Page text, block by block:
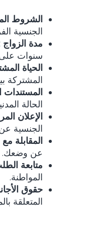
الشروط
الجنسية
مدة الزواج
سنوات على
الحياة
المشتركة
المستندات
الحالة
الإعلان
الجنسية
المقابلة مع
عن وضعك.
متابعة
المواطنة.
حقوق
المتعلقة